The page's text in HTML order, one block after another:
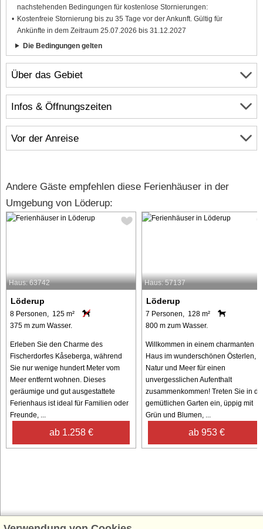
Über das Gebiet
Infos & Öffnungszeiten
Vor der Anreise
nachstehenden Bedingungen für kostenlose Stornierungen:
Kostenfreie Stornierung bis zu 35 Tage vor der Ankunft. Gültig für
Ankünfte in dem Zeitraum 25.07.2026 bis 31.12.2027
Die Bedingungen gelten
Andere Gäste empfehlen diese Ferienhäuser in der
Umgebung von Löderup:
Haus: 63742
Löderup
8 Personen, 125 m²
375 m zum Wasser.
Erleben Sie den Charme des
Fischerdorfes Kåseberga, während
Sie nur wenige hundert Meter vom
Meer entfernt wohnen. Dieses
geräumige und gut ausgestattete
Ferienhaus ist ideal für Familien oder
Freunde, ...
ab 1.258 €
Haus: 57137
Löderup
7 Personen, 128 m²
800 m zum Wasser.
Willkommen in einem charmanten
Haus im wunderschönen Österlen,
Natur und Meer für einen
unvergesslichen Aufenthalt
zusammenkommen! Treten Sie in
gemütlichen Garten ein, üppig mit
Grün und Blumen, ...
ab 953 €